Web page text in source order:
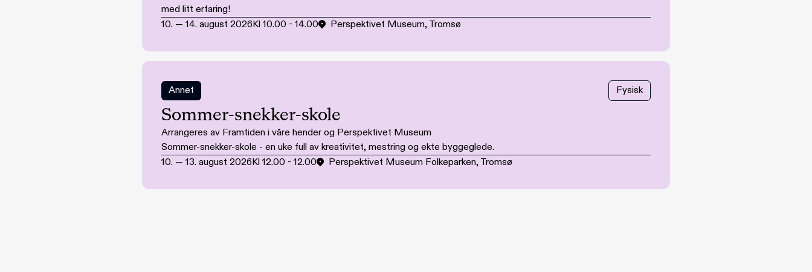
med litt erfaring!
10.— 14. august 2026Kl10.00 - 14.00 Perspektivet Museum, Tromsø
Annet Fysisk
Sommer-snekker-skole
Arrangeres av Framtiden i våre hender og Perspektivet Museum
Sommer-snekker-skole - en uke full av kreativitet, mestring og ekte byggeglede.
10.— 13. august 2026Kl12.00 - 12.00 Perspektivet Museum Folkeparken, Tromsø